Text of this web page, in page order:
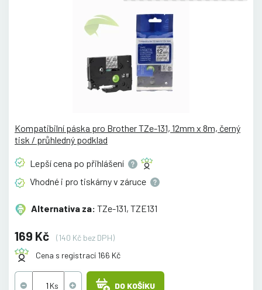
Kompatibilní páska pro Brother TZe-131, 12mm x 8m, černý
tisk / průhledný podklad
Lepší cena po přihlášení
Vhodné i pro tiskárny v záruce
Alternativa za: TZe-131, TZE131
169 Kč
(140 Kč bez DPH)
Cena s registrací 166 Kč
DO KOŠÍKU